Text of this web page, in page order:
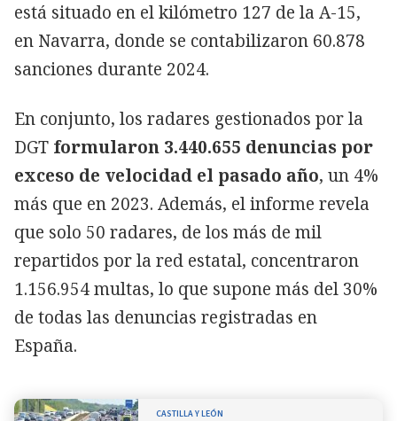
está situado en el kilómetro 127 de la A-15,
en Navarra, donde se contabilizaron 60.878
sanciones durante 2024.
En conjunto, los radares gestionados por la
DGT formularon 3.440.655 denuncias por
exceso de velocidad el pasado año, un 4%
más que en 2023. Además, el informe revela
que solo 50 radares, de los más de mil
repartidos por la red estatal, concentraron
1.156.954 multas, lo que supone más del 30%
de todas las denuncias registradas en
España.
CASTILLA Y LEÓN